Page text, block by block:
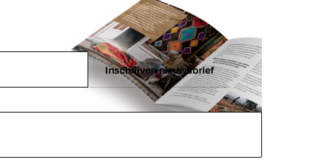
Inschrijven nieuwsbrief